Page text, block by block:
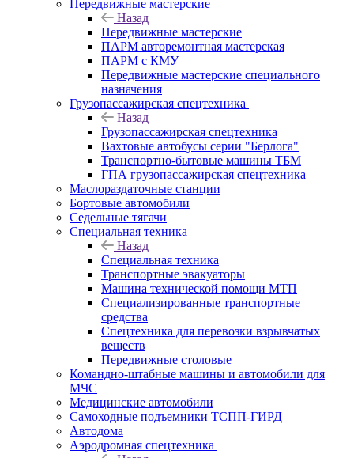
Передвижные мастерские
Назад
Передвижные мастерские
ПАРМ авторемонтная мастерская
ПАРМ с КМУ
Передвижные мастерские специального
назначения
Грузопассажирская спецтехника
Назад
Грузопассажирская спецтехника
Вахтовые автобусы серии "Берлога"
Транспортно-бытовые машины ТБМ
ГПА грузопассажирская спецтехника
Маслораздаточные станции
Бортовые автомобили
Седельные тягачи
Специальная техника
Назад
Специальная техника
Транспортные эвакуаторы
Машина технической помощи МТП
Специализированные транспортные
средства
Спецтехника для перевозки взрывчатых
веществ
Передвижные столовые
Командно-штабные машины и автомобили для
МЧС
Медицинские автомобили
Самоходные подъемники ТСПП-ГИРД
Автодома
Аэродромная спецтехника